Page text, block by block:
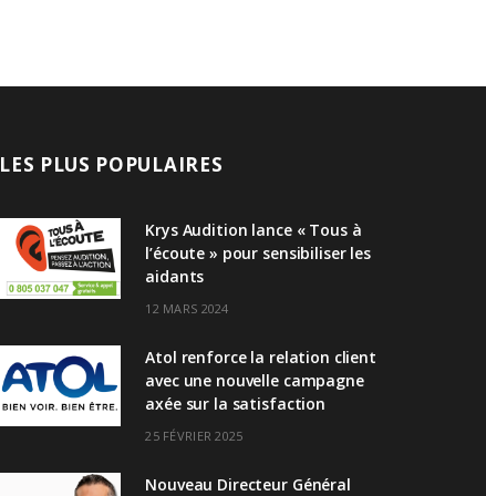
LES PLUS POPULAIRES
Krys Audition lance « Tous à
l’écoute » pour sensibiliser les
aidants
12 MARS 2024
Atol renforce la relation client
avec une nouvelle campagne
axée sur la satisfaction
25 FÉVRIER 2025
Nouveau Directeur Général